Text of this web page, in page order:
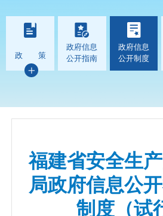
政 策
政府信息
公开指南
政府信息
公开制度
福建省安全生
局政府信息公
制度（试